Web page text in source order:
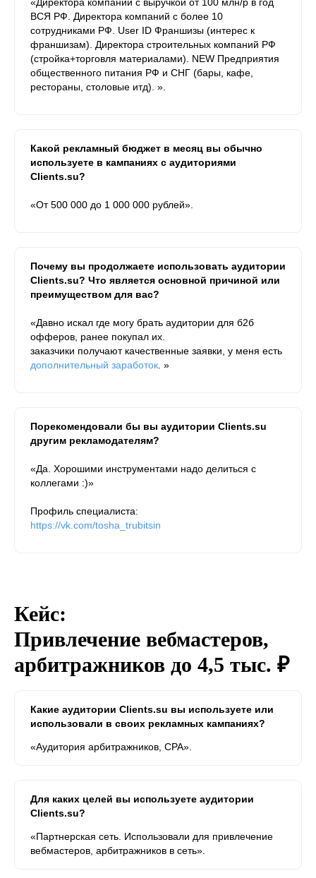
ВСЯ РФ. Директора компаний c более 10
сотрудниками РФ. User ID Франшизы (интерес к
франшизам). Директора строительных компаний РФ
(стройка+торговля материалами). NEW Предприятия
общественного питания РФ и СНГ (бары, кафе,
рестораны, столовые итд). ».
Какой рекламный бюджет в месяц вы обычно
используете в кампаниях с аудиториями
Clients.su?
«От 500 000 до 1 000 000 рублей».
Почему вы продолжаете использовать аудитории
Clients.su? Что является основной причиной или
преимуществом для вас?
«Давно искал где могу брать аудитории для б2б
офферов, ранее покупал их.
заказчики получают качественные заявки, у меня есть
дополнительный заработок . »
Порекомендовали бы вы аудитории Clients.su
другим рекламодателям?
«Да. Хорошими инструментами надо делиться с
коллегами :)»
Профиль специалиста:
https://vk.com/tosha_trubitsin
Кейс:
Привлечение вебмастеров,
арбитражников до 4,5 тыс. ₽
Какие аудитории Clients.su вы используете или
использовали в своих рекламных кампаниях?
«Аудитория арбитражников, CPA».
Для каких целей вы используете аудитории
Clients.su?
«Партнерская сеть. Использовали для привлечение
вебмастеров, арбитражников в сеть».